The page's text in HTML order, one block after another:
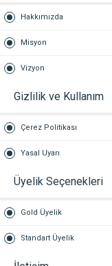
Hakkımızda
Misyon
Vizyon
Gizlilik ve Kullanım
Çerez Politikası
Yasal Uyarı
Üyelik Seçenekleri
Gold Üyelik
Standart Üyelik